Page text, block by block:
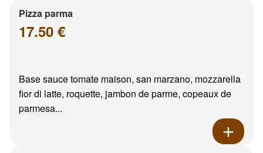
Pizza parma
17.50 €
Base sauce tomate maison, san marzano, mozzarella
fior di latte, roquette, jambon de parme, copeaux de
parmesa...